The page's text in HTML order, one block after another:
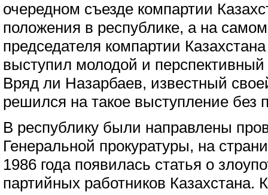
очередном съезде компартии
положения в республике, а на
председателя компартии
выступил молодой и
Вряд ли Назарбаев, известный
решился на такое выступление без
В республику были направлены
Генеральной прокуратуры, на
1986 года появилась статья о
партийных работников Казахстана.